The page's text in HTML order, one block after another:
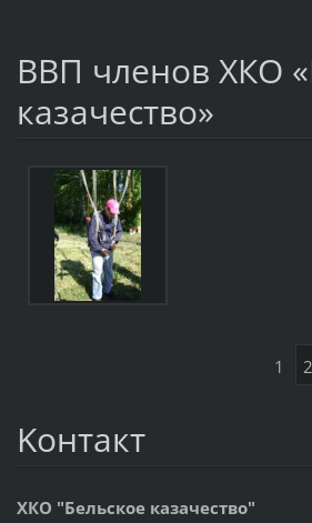
ВВП членов ХКО
казачество»
1 2
Koнтакт
ХКО "Бельское казачество"